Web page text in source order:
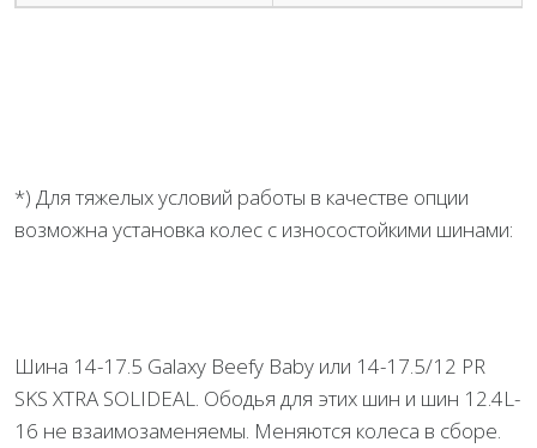
*) Для тяжелых условий работы в качестве опции
возможна установка колес с износостойкими шинами:
Шина 14-17.5 Galaxy Beefy Baby или 14-17.5/12 PR
SKS XTRA SOLIDEAL. Ободья для этих шин и шин 12.4L-
16 не взаимозаменяемы. Меняются колеса в сборе.